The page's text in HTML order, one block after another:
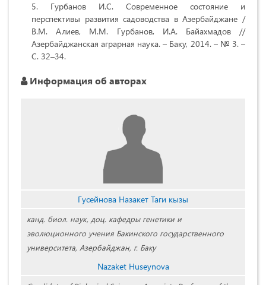
Гурбанов И.С. Современное состояние и
перспективы развития садоводства в Азербайджане /
В.М. Алиев, М.М. Гурбанов, И.А. Байахмадов //
Азербайджанская аграрная наука. – Баку, 2014. – № 3. –
С. 32–34.
Информация об авторах
Гусейнова Назакет Таги кызы
канд. биол. наук, доц. кафедры генетики и
эволюционного учения Бакинского государственного
университета, Азербайджан, г. Баку
Nazaket Huseynova